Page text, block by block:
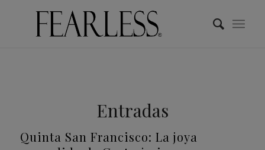
Entradas
Quinta San Francisco: La joya